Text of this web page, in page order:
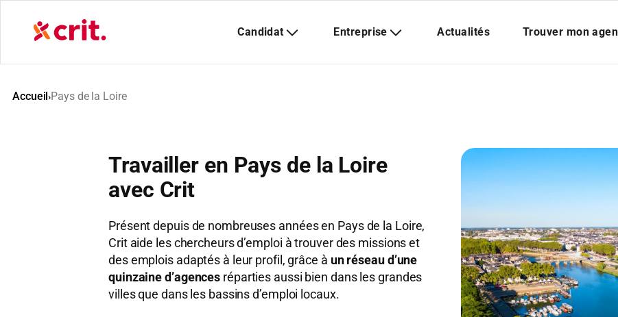
Accueil›Pays de la Loire
Travailler en Pays de la Loire
avec Crit
Présent depuis de nombreuses années en Pays de la Loire,
Crit aide les chercheurs d’emploi à trouver des missions et
des emplois adaptés à leur profil, grâce à un réseau d’une
quinzaine d’agences réparties aussi bien dans les grandes
villes que dans les bassins d’emploi locaux.